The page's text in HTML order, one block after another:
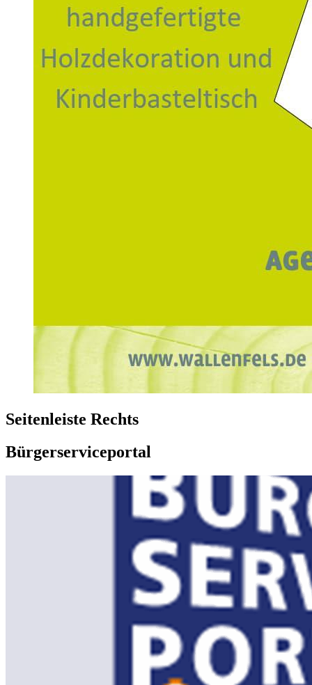
Seitenleiste Rechts
Bürgerserviceportal